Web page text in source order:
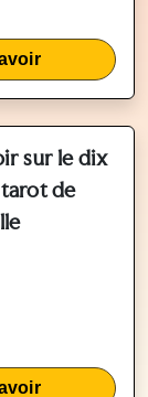
sur le dix
de